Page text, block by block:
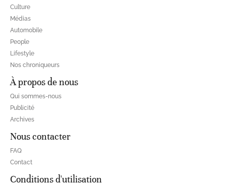
Culture
Médias
Automobile
People
Lifestyle
Nos chroniqueurs
À propos de nous
Qui sommes-nous
Publicité
Archives
Nous contacter
FAQ
Contact
Conditions d'utilisation